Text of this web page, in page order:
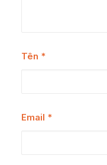
Tên *
Email *